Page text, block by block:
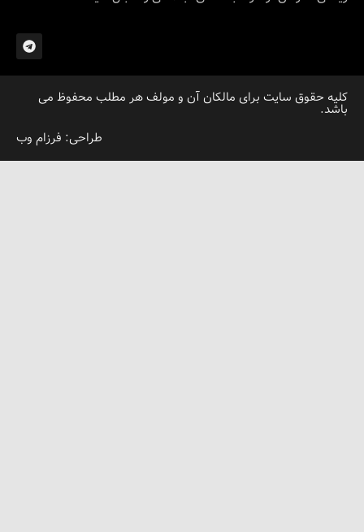
سایت برای مالکان آن و مولف هر مطلب محفوظ می
طراحی: فرزام وب